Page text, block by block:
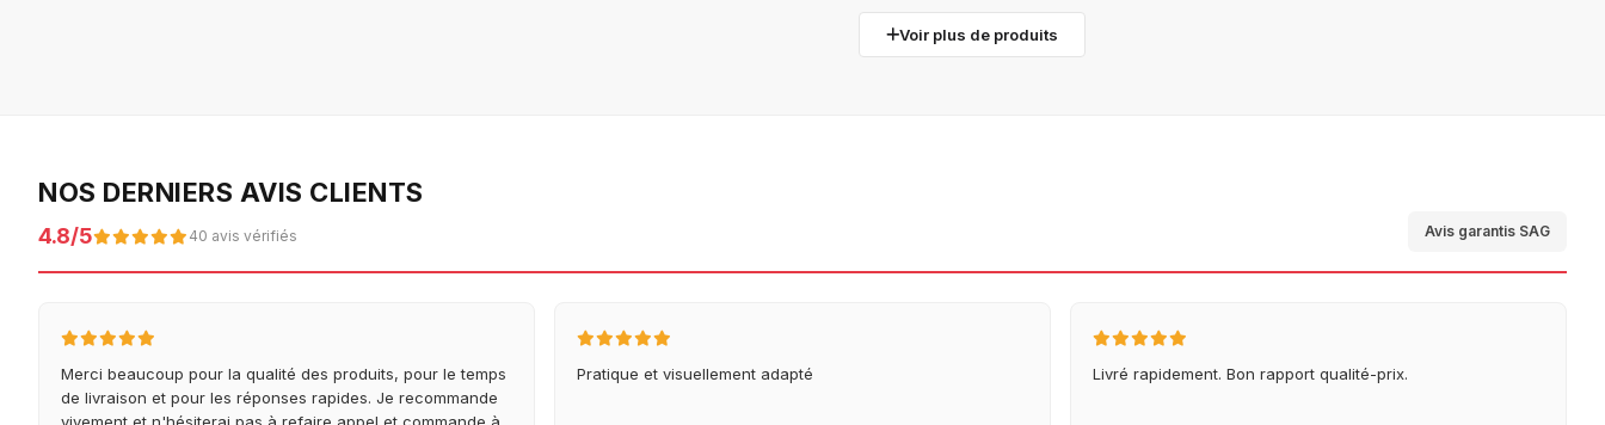
Voir plus de produits
NOS DERNIERS AVIS CLIENTS
4.8/5 40 avis vérifiés Avis garantis SAG
Merci beaucoup pour la qualité des produits, pour le temps
de livraison et pour les réponses rapides. Je recommande
Pratique et visuellement adapté Livré rapidement. Bon rapport qualité-prix.